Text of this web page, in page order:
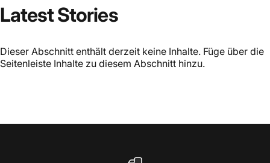
LatestStories
Dieser Abschnitt enthält derzeit keine Inhalte. Füge über die
Seitenleiste Inhalte zu diesem Abschnitt hinzu.